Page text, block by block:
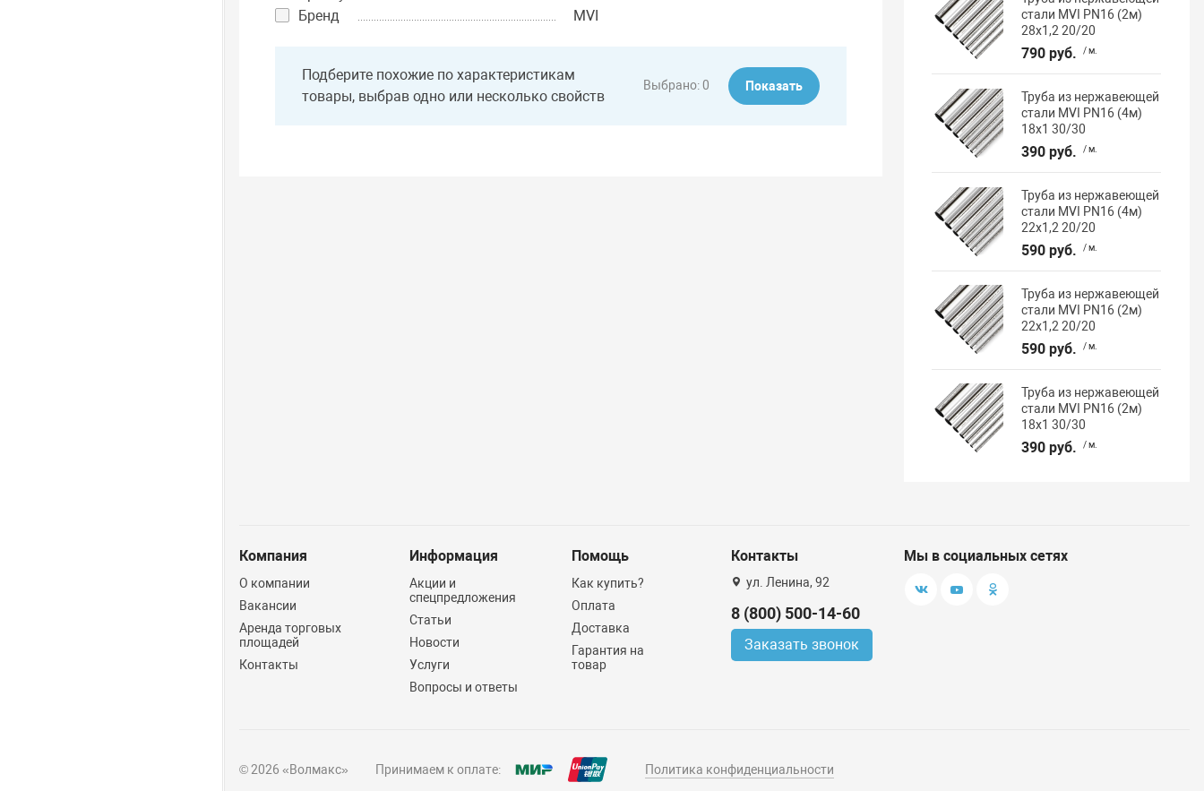
Бренд
MVI
Подберите похожие по характеристикам
товары, выбрав одно или несколько свойств
Выбрано:0 Показать
стали MVI PN16 (2м)
28x1,2 20/20
790 руб. / м.
Труба из нержавеющей
стали MVI PN16 (4м)
18x1 30/30
390 руб. / м.
Труба из нержавеющей
стали MVI PN16 (4м)
22x1,2 20/20
590 руб. / м.
Труба из нержавеющей
стали MVI PN16 (2м)
22x1,2 20/20
590 руб. / м.
Труба из нержавеющей
стали MVI PN16 (2м)
18x1 30/30
390 руб. / м.
Компания
О компании
Вакансии
Аренда торговых
площадей
Контакты
Информация
Акции и
спецпредложения
Статьи
Новости
Услуги
Вопросы и ответы
Помощь
Как купить?
Оплата
Доставка
Гарантия на
товар
Контакты
ул. Ленина, 92
8 (800) 500-14-60
Заказать звонок
Мы в социальных сетях
© 2026 «Волмакс» Принимаем к оплате: Политика конфиденциальности